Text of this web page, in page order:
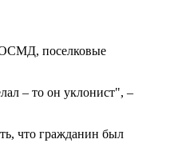
поселковые
– то он уклонист", –
что гражданин был